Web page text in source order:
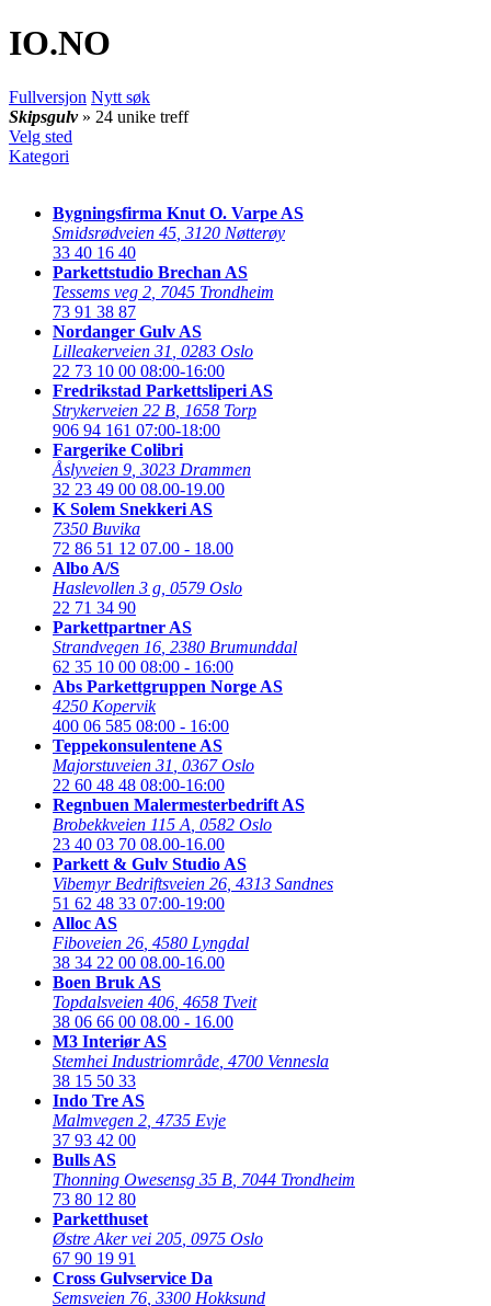
IO.NO
Fullversjon Nytt søk
Skipsgulv » 24 unike treff
Velg sted
Kategori
Bygningsfirma Knut O. Varpe AS
Smidsrødveien 45 3120 Nøtterøy
33 40 16 40
Parkettstudio Brechan AS
Tessems veg 2 7045 Trondheim
73 91 38 87
Nordanger Gulv AS
Lilleakerveien 31 0283 Oslo
22 73 10 00 08:00-16:00
Fredrikstad Parkettsliperi AS
Strykerveien 22 B 1658 Torp
906 94 161 07:00-18:00
Fargerike Colibri
Åslyveien 9 3023 Drammen
32 23 49 00 08.00-19.00
K Solem Snekkeri AS
7350 Buvika
72 86 51 12 07.00 - 18.00
Albo A/S
Haslevollen 3 g 0579 Oslo
22 71 34 90
Parkettpartner AS
Strandvegen 16 2380 Brumunddal
62 35 10 00 08:00 - 16:00
Abs Parkettgruppen Norge AS
4250 Kopervik
400 06 585 08:00 - 16:00
Teppekonsulentene AS
Majorstuveien 31 0367 Oslo
22 60 48 48 08:00-16:00
Regnbuen Malermesterbedrift AS
Brobekkveien 115 A 0582 Oslo
23 40 03 70 08.00-16.00
Parkett & Gulv Studio AS
Vibemyr Bedriftsveien 26 4313 Sandnes
51 62 48 33 07:00-19:00
Alloc AS
Fiboveien 26 4580 Lyngdal
38 34 22 00 08.00-16.00
Boen Bruk AS
Topdalsveien 406 4658 Tveit
38 06 66 00 08.00 - 16.00
M3 Interiør AS
Stemhei Industriområde 4700 Vennesla
38 15 50 33
Indo Tre AS
Malmvegen 2 4735 Evje
37 93 42 00
Bulls AS
Thonning Owesensg 35 B 7044 Trondheim
73 80 12 80
Parketthuset
Østre Aker vei 205 0975 Oslo
67 90 19 91
Cross Gulvservice Da
Semsveien 76 3300 Hokksund